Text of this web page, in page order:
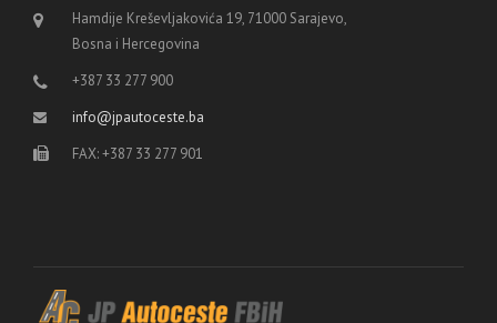
Hamdije Kreševljakovića 19, 71000 Sarajevo,
Bosna i Hercegovina
+387 33 277 900
info@jpautoceste.ba
FAX: +387 33 277 901